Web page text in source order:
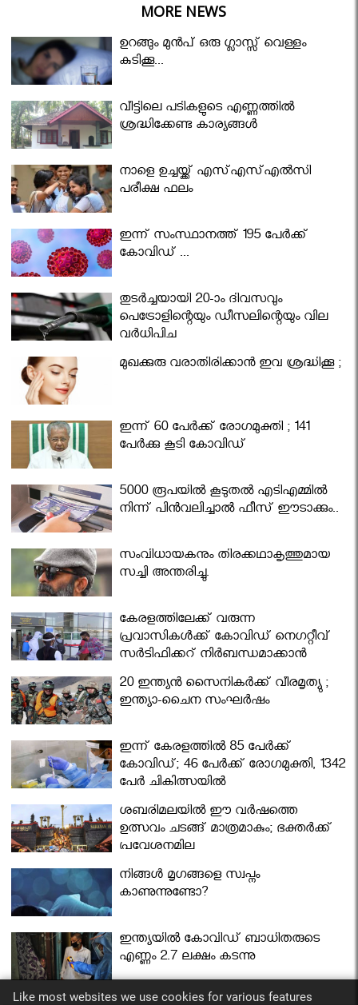
MORE NEWS
ഉറങ്ങും മുന്‍പ് ഒരു ഗ്ലാസ്സ് വെള്ളം
കുടിക്കൂ...
വീട്ടിലെ പടികളുടെ എണ്ണത്തിൽ
ശ്രദ്ധിക്കേണ്ട കാര്യങ്ങൾ
നാളെ ഉച്ചയ്ക്ക് എസ്എസ്എല്‍സി
പരീക്ഷ ഫലം
ഇന്ന് സംസ്ഥാനത്ത് 195 പേര്‍ക്ക്
കോവിഡ് ...
തുടർച്ചയായി 20-ാം ദിവസവും
പെട്രോളിന്റെയും ഡീസലിന്റെയും വില
വര്‍ധിപ്പിച്ചു
മുഖക്കുരു വരാതിരിക്കാന്‍ ഇവ ശ്രദ്ധിക്കൂ ;
ഇന്ന് 60 പേർക്ക് രോഗമുക്തി ; 141
പേര്‍ക്കു കൂടി കോവിഡ്
5000 രൂപയിൽ കൂടുതൽ എടിഎമ്മിൽ
നിന്ന് പിൻവലിച്ചാൽ ഫീസ് ഈടാക്കും..
സംവിധായകനും തിരക്കഥാകൃത്തുമായ
സച്ചി അന്തരിച്ചു.
കേരളത്തിലേക്ക് വരുന്ന
പ്രവാസികള്‍ക്ക് കോവിഡ് നെഗറ്റീവ്
സര്‍ട്ടിഫിക്കറ്റ് നിർബന്ധമാക്കാൻ
മന്ത്രിസഭ
20 ഇന്ത്യൻ സൈനികർക്ക് വീരമൃത്യു ;
ഇന്ത്യാ-ചൈന സംഘർഷം
ഇന്ന് കേരളത്തിൽ 85 പേർക്ക്
കോവിഡ്; 46 പേർക്ക് രോഗമുക്തി, 1342
പേർ ചികിത്സയിൽ
ശബരിമലയില്‍ ഈ വർഷത്തെ
ഉത്സവം ചടങ്ങ് മാത്രമാകും; ഭക്തർക്ക്
പ്രവേശനമില്ല
നിങ്ങള്‍ മൃഗങ്ങളെ സ്വപ്നം
കാണുന്നുണ്ടോ?
ഇന്ത്യയിൽ കോവിഡ് ബാധിതരുടെ
എണ്ണം 2.7 ലക്ഷം കടന്നു
Like most websites we use cookies for various features